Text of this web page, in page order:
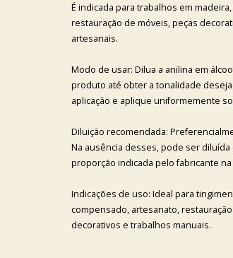
É indicada para trabalhos em
restauração de móveis, peças
artesanais.
Modo de usar: Dilua a anilina em
produto até obter a tonalidade
aplicação e aplique uniformemente
Diluição recomendada:
Na ausência desses, pode ser diluída
proporção indicada pelo fabricante na
Indicações de uso: Ideal para
compensado, artesanato,
decorativos e trabalhos manuais.